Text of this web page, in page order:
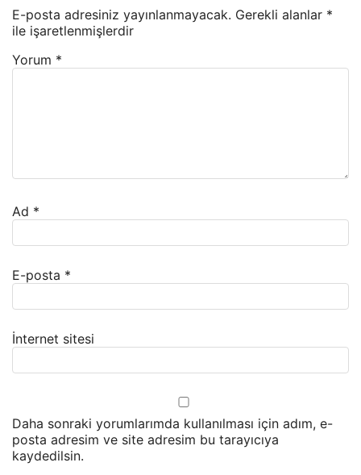
E-posta adresiniz yayınlanmayacak. Gerekli alanlar *
ile işaretlenmişlerdir
Yorum *
Ad *
E-posta *
İnternet sitesi
Daha sonraki yorumlarımda kullanılması için adım, e-
posta adresim ve site adresim bu tarayıcıya
kaydedilsin.